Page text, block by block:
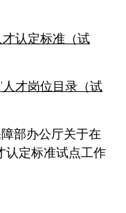
才认定标准（试
人才岗位目录（试
部办公厅关于在
认定标准试点工作